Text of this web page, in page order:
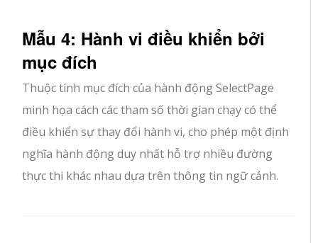
Mẫu 4: Hành vi điều khiển bởi
mục đích
Thuộc tính mục đích của hành động SelectPage
minh họa cách các tham số thời gian chạy có thể
điều khiển sự thay đổi hành vi, cho phép một định
nghĩa hành động duy nhất hỗ trợ nhiều đường
thực thi khác nhau dựa trên thông tin ngữ cảnh.